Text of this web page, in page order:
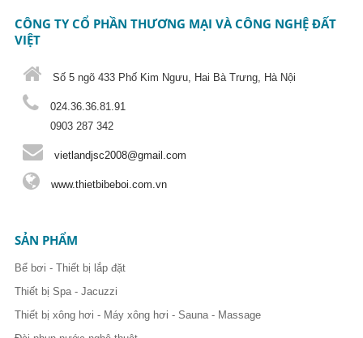
CÔNG TY CỔ PHẦN THƯƠNG MẠI VÀ CÔNG NGHỆ ĐẤT
VIỆT
Số 5 ngõ 433 Phố Kim Ngưu, Hai Bà Trưng, Hà Nội
024.36.36.81.91
0903 287 342
vietlandjsc2008@gmail.com
www.thietbibeboi.com.vn
SẢN PHẨM
Bể bơi - Thiết bị lắp đặt
Thiết bị Spa - Jacuzzi
Thiết bị xông hơi - Máy xông hơi - Sauna - Massage